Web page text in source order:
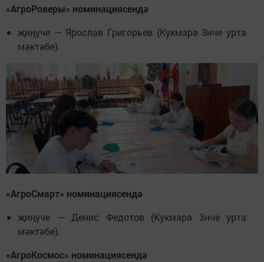
«АгроРоверы» номинациясендә
җиңүче — Ярослав Григорьев (Кукмара 3нче урта
мәктәбе).
«АгроСмарт» номинациясендә
җиңүче — Денис Федотов (Кукмара 3нче урта
мәктәбе).
«АгроКосмос» номинациясендә